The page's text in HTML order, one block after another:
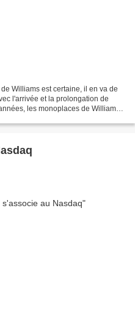
Williams est certaine, il en va de
l'arrivée et la prolongation de
les monoplaces de Williams